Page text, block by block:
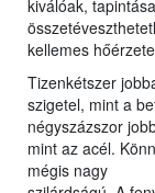
kiválóak,
kellemes
Tizenkétszer
szigetel, mint a
négyszázszor
mint az acél.
mégis nagy